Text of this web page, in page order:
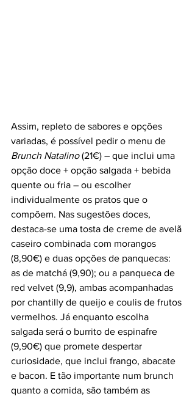
Assim, repleto de sabores e opções
variadas, é possível pedir o menu de
Brunch Natalino (21€) – que inclui uma
opção doce + opção salgada + bebida
quente ou fria – ou escolher
individualmente os pratos que o
compõem. Nas sugestões doces,
destaca-se uma tosta de creme de avelã
caseiro combinada com morangos
(8,90€) e duas opções de panquecas:
as de matchá (9,90); ou a panqueca de
red velvet (9,9), ambas acompanhadas
por chantilly de queijo e coulis de frutos
vermelhos. Já enquanto escolha
salgada será o burrito de espinafre
(9,90€) que promete despertar
curiosidade, que inclui frango, abacate
e bacon. E tão importante num brunch
quanto a comida, são também as